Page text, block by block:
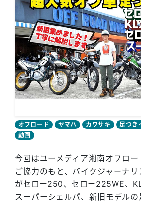
オフロード ヤマハ カワサキ 足つき
動画
今回はユーメディア湘南オフロ
ご協力のもと、バイクジャーナ
がセロー250、セロー225WE、
スーパーシェルパ、新旧モデル